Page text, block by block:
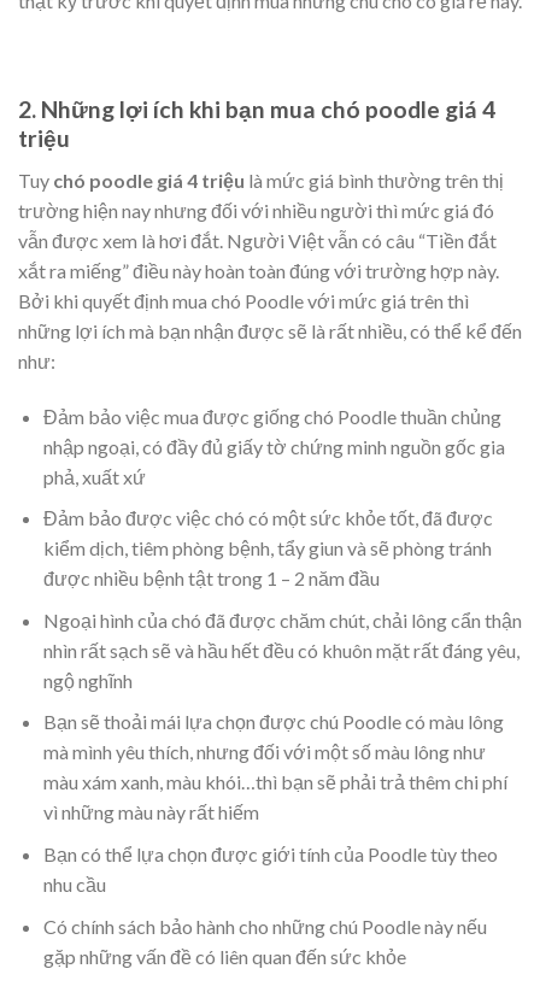
2. Những lợi ích khi bạn mua chó poodle giá 4
triệu
Tuy chó poodle giá 4 triệu là mức giá bình thường trên thị
trường hiện nay nhưng đối với nhiều người thì mức giá đó
vẫn được xem là hơi đắt. Người Việt vẫn có câu “Tiền đắt
xắt ra miếng” điều này hoàn toàn đúng với trường hợp này.
Bởi khi quyết định mua chó Poodle với mức giá trên thì
những lợi ích mà bạn nhận được sẽ là rất nhiều, có thể kể đến
như:
Đảm bảo việc mua được giống chó Poodle thuần chủng
nhập ngoại, có đầy đủ giấy tờ chứng minh nguồn gốc gia
phả, xuất xứ
Đảm bảo được việc chó có một sức khỏe tốt, đã được
kiểm dịch, tiêm phòng bệnh, tẩy giun và sẽ phòng tránh
được nhiều bệnh tật trong 1 – 2 năm đầu
Ngoại hình của chó đã được chăm chút, chải lông cẩn thận
nhìn rất sạch sẽ và hầu hết đều có khuôn mặt rất đáng yêu,
ngộ nghĩnh
Bạn sẽ thoải mái lựa chọn được chú Poodle có màu lông
mà mình yêu thích, nhưng đối với một số màu lông như
màu xám xanh, màu khói…thì bạn sẽ phải trả thêm chi phí
vì những màu này rất hiếm
Bạn có thể lựa chọn được giới tính của Poodle tùy theo
nhu cầu
Có chính sách bảo hành cho những chú Poodle này nếu
gặp những vấn đề có liên quan đến sức khỏe